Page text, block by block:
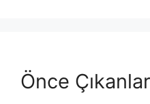
Önce Çıkanlar